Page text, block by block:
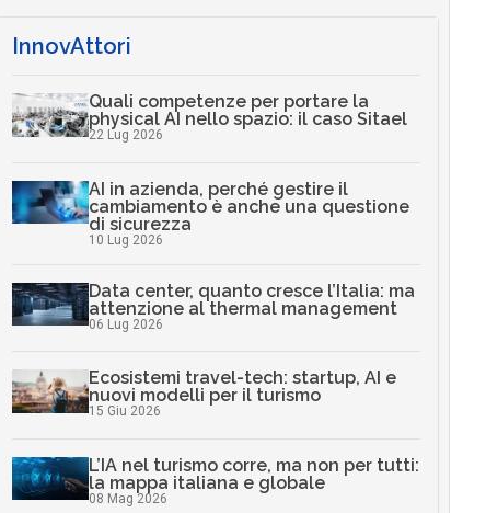
InnovAttori
Quali competenze per portare la
physical AI nello spazio: il caso Sitael
22 Lug 2026
AI in azienda, perché gestire il
cambiamento è anche una questione
di sicurezza
10 Lug 2026
Data center, quanto cresce l’Italia: ma
attenzione al thermal management
06 Lug 2026
Ecosistemi travel-tech: startup, AI e
nuovi modelli per il turismo
15 Giu 2026
L’IA nel turismo corre, ma non per tutti:
la mappa italiana e globale
08 Mag 2026